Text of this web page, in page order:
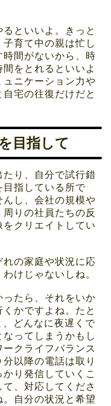
といいよ。きっと
育て中の親は忙し
時間がないから、時
をとれるといいよ
ニケーション力や
宅の往復だけだと
目指して
り、自分で試行錯
目指している所で
し、会社の規模や
りの社員たちの反
クリエイトしてい
の家庭や状況に応
けじゃないしね。
たら、それをいか
かですよね。たと
どんなに夜遅くで
ってしまうかもし
クライフバランス
以降の電話は取り
り発信していくこ
、対応してくださ
自分の状況と希望